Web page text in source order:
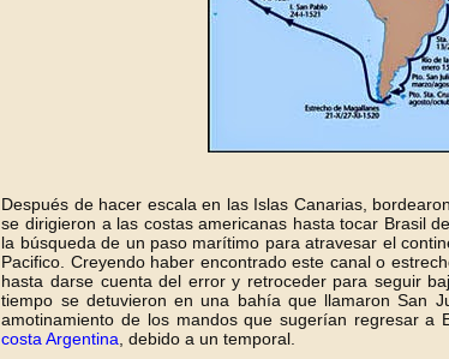
Después de hacer escala en las Islas Canarias,
se dirigieron a las costas americanas hasta tocar Brasil
la búsqueda de un paso marítimo para atravesar el
Pacifico. Creyendo haber encontrado este canal o
hasta darse cuenta del error y retroceder para seguir
tiempo se detuvieron en una bahía que llamaron San
amotinamiento de los mandos que sugerían regresar a
costa Argentina , debido a un temporal.